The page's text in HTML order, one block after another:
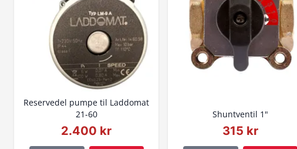
Reservedel pumpe til Laddomat
21-60
2.400 kr
Shuntventil 1"
315 kr